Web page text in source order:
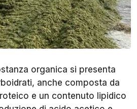
organica si presenta
anche composta da
e un contenuto lipidico